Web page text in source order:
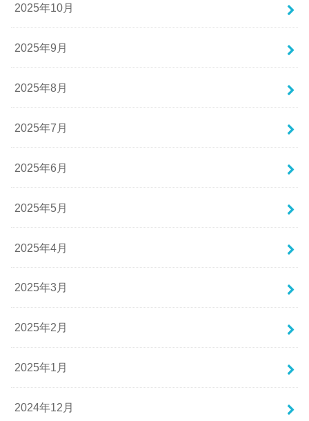
2025年10月
2025年9月
2025年8月
2025年7月
2025年6月
2025年5月
2025年4月
2025年3月
2025年2月
2025年1月
2024年12月